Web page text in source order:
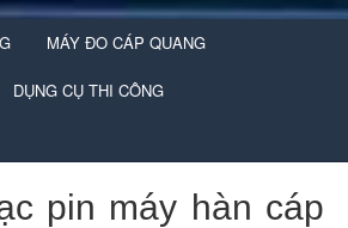
MÁY ĐO CÁP QUANG
DỤNG CỤ THI CÔNG
pin máy hàn cáp